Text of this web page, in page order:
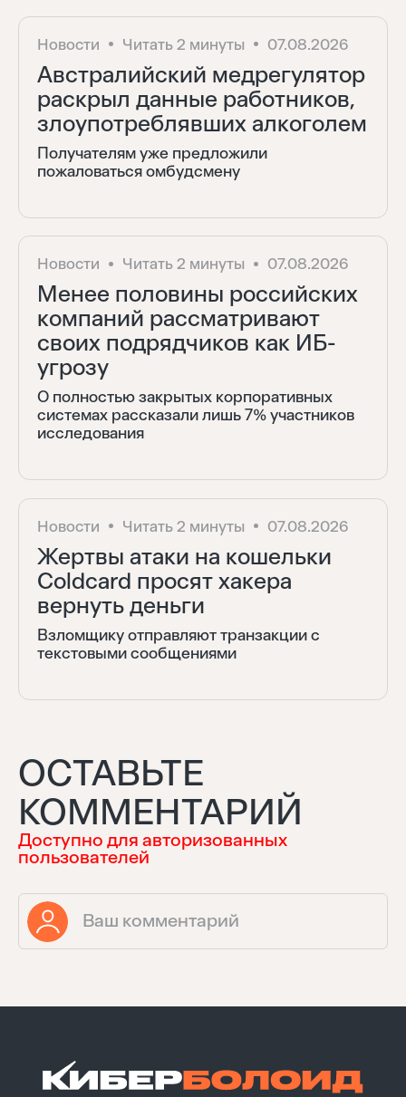
Новости Читать 2 минуты 07.08.2026
Австралийский медрегулятор
раскрыл данные работников,
злоупотреблявших алкоголем
Получателям уже предложили
пожаловаться омбудсмену
Новости Читать 2 минуты 07.08.2026
Менее половины российских
компаний рассматривают
своих подрядчиков как ИБ-
угрозу
О полностью закрытых корпоративных
системах рассказали лишь 7% участников
исследования
Новости Читать 2 минуты 07.08.2026
Жертвы атаки на кошельки
Coldcard просят хакера
вернуть деньги
Взломщику отправляют транзакции с
текстовыми сообщениями
ОСТАВЬТЕ
КОММЕНТАРИЙ
Доступно для авторизованных
пользователей